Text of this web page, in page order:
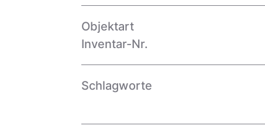
Objektart
Inventar-Nr.
Schlagworte